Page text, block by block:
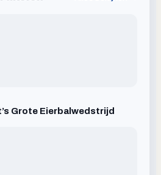
Grote Eierbalwedstrijd